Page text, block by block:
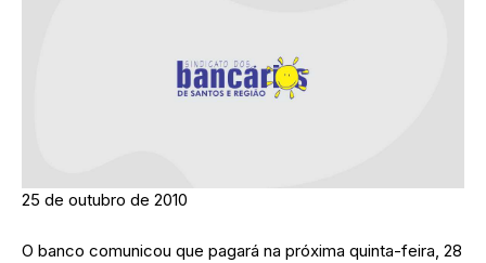
25 de outubro de 2010
O banco comunicou que pagará na próxima quinta-feira, 28